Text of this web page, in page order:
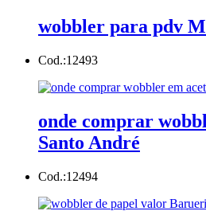
wobbler para pdv
Cod.:12493
onde comprar
Santo André
Cod.:12494